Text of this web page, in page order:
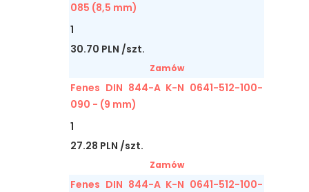
085 (8,5 mm)
1
30.70 PLN /szt.
Zamów
Fenes DIN 844-A K-N 0641-512-100-
090 - (9 mm)
1
27.28 PLN /szt.
Zamów
Fenes DIN 844-A K-N 0641-512-100-